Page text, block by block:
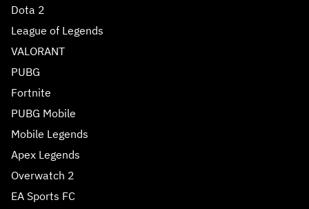
Dota 2
League of Legends
VALORANT
PUBG
Fortnite
PUBG Mobile
Mobile Legends
Apex Legends
Overwatch 2
EA Sports FC